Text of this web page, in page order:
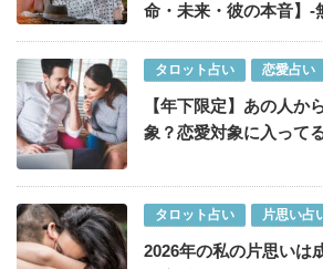
命・未来・彼の本音】-
タロット占い 恋愛占い
【年下限定】あの人か
象？恋愛対象に入って
タロット占い 片思い占
2026年の私の片思いは